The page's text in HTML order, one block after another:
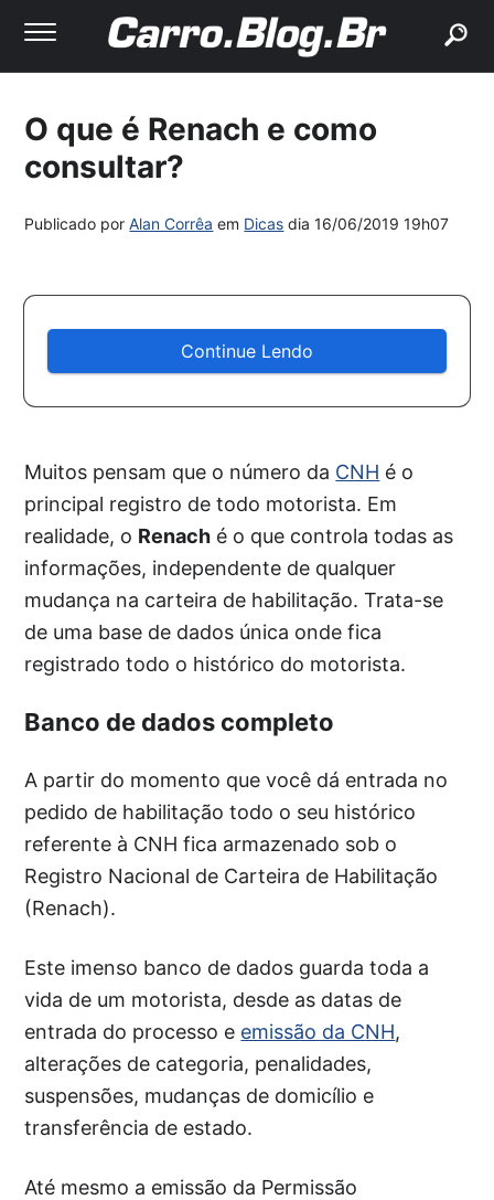
O que é Renach e como
consultar?
Publicado porAlan Corrêa em Dicas dia16/06/2019 19h07
Continue Lendo
Muitos pensam que o número da CNH é o
principal registro de todo motorista. Em
realidade, o Renach é o que controla todas as
informações, independente de qualquer
mudança na carteira de habilitação. Trata-se
de uma base de dados única onde fica
registrado todo o histórico do motorista.
Banco de dados completo
A partir do momento que você dá entrada no
pedido de habilitação todo o seu histórico
referente à CNH fica armazenado sob o
Registro Nacional de Carteira de Habilitação
(Renach).
Este imenso banco de dados guarda toda a
vida de um motorista, desde as datas de
entrada do processo e emissão da CNH,
alterações de categoria, penalidades,
suspensões, mudanças de domicílio e
transferência de estado.
Até mesmo a emissão da Permissão